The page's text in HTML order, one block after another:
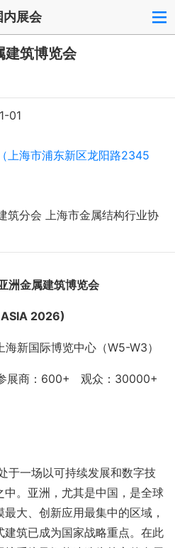
内展会
筑博览会
01
上海市浦东新区龙阳路2345
筑分会 上海市金属结构行业协
洲金属建筑博览会
2026)
海新国际博览中心（W5-W3）
商：600+ 观众：30000+
于一场以可持续发展和数字技
。亚洲，尤其是中国，是全球
大、创新应用最集中的区域，
筑已成为国家战略重点。在此